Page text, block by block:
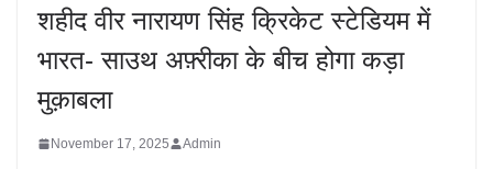
शहीद वीर नारायण सिंह क्रिकेट स्टेडियम में
भारत- साउथ अफ़्रीका के बीच होगा कड़ा
मुक़ाबला
November 17, 2025 Admin